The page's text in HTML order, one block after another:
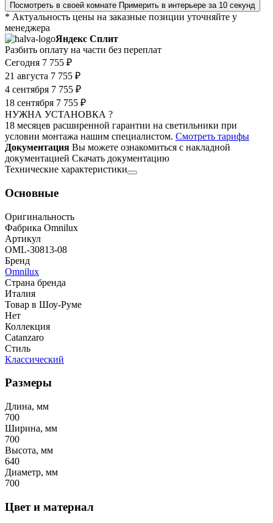
Посмотреть в своей комнате Примерить в интерьере за 10 секунд
* Актуальность цены на заказные позиции уточняйте у
менеджера
Яндекс Сплит
Разбить оплату на части без переплат
Сегодня 7 755 ₽
21 августа 7 755 ₽
4 сентября 7 755 ₽
18 сентября 7 755 ₽
НУЖНА УСТАНОВКА ?
18 месяцев расширенной гарантии на светильники при
условии монтажа нашим специалистом. Смотреть тарифы
Документация Вы можете ознакомиться с накладной
документацией Скачать документацию
Технические характеристики
Основные
Оригинальность
Фабрика Omnilux
Артикул
OML-30813-08
Бренд
Omnilux
Страна бренда
Италия
Товар в Шоу-Руме
Нет
Коллекция
Catanzaro
Стиль
Классический
Размеры
Длина, мм
700
Ширина, мм
700
Высота, мм
640
Диаметр, мм
700
Цвет и материал